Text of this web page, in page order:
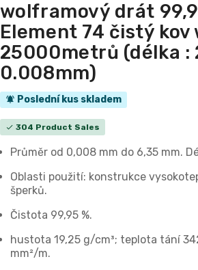
wolframový drát
Element 74 čistý
25000metrů (délka :
0.008mm)
notifications_active Poslední kus skladem
check 304 Product Sales
Průměr od 0,008 mm do 6,35 mm.
Oblasti použití: konstrukce
šperků.
Čistota 99,95 %.
hustota 19,25 g/cm³; teplota tání
mm²/m.